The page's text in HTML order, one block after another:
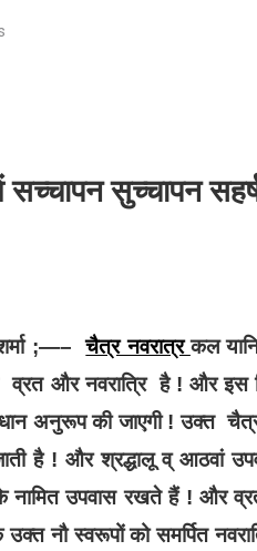
सुच्चापन
शर्मा ;—–चैत्र नवरात्रकल
व्रत और नवरात्रि है ! और
अनुरूप की जाएगी ! उक्त
जाती है ! और श्रद्धालू व्
नामित उपवास रखते हैं ! और
नौ स्वरूपों को समर्पित
NEWS चंडीगढ़